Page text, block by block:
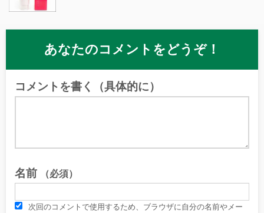
あなたのコメントをどうぞ！
コメントを書く（具体的に）
名前 （必須）
次回のコメントで使用するため、ブラウザに自分の名前やメー